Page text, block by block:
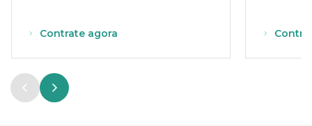
Contrate agora